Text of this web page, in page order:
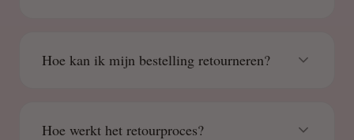
Hoe kan ik mijn bestelling retourneren?
Hoe werkt het retourproces?